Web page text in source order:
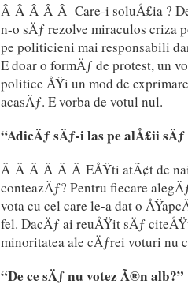
Â Â Â Â Â Care-i soluÅ£ia ?
n-o sÄƒ rezolve miraculos criza
pe politicieni mai responsabili
E doar o formÄƒ de protest, un
politice ÅŸi un mod de
acasÄƒ. E vorba de votul nul.
“AdicÄƒ sÄƒ-i las pe alÅ£ii
Â Â Â Â Â Â EÅŸti atÃ¢t de
conteazÄƒ? Pentru fiecare
vota cu cel care le-a dat o
fel. DacÄƒ ai reuÅŸit sÄƒ
minoritatea ale cÄƒrei voturi nu
“De ce sÄƒ nu votez Ã®n alb?”